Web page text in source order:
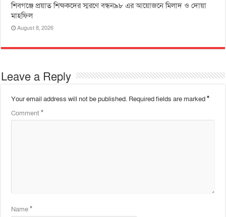
শিবগঞ্জে প্রয়াত শিক্ষকদের স্মরণে বন্ধন৯৮ এর আয়োজনে মিলাদ ও দোয়া
মাহফিল
August 8, 2026
Leave a Reply
Your email address will not be published. Required fields are marked*
Comment*
Name*